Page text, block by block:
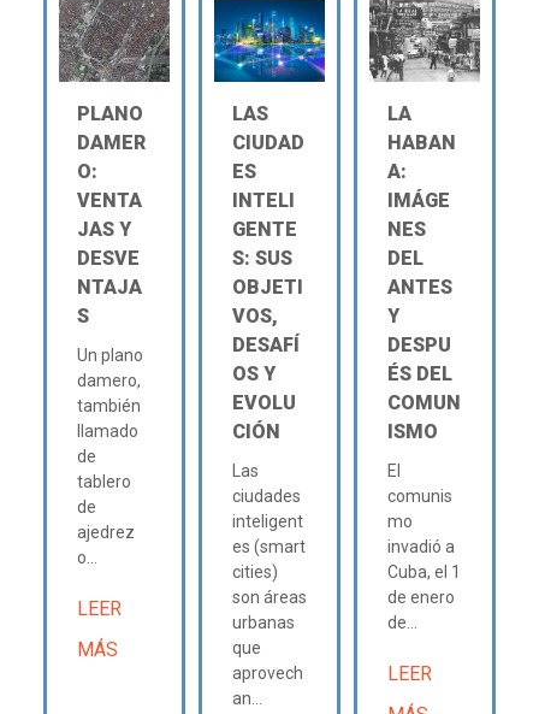
PLANO
DAMER
O:
VENTA
JAS Y
DESVE
NTAJA
S
Un plano
damero,
también
llamado
de
tablero
de
ajedrez
o...
LEER
MÁS
LAS
CIUDAD
ES
INTELI
GENTE
S: SUS
OBJETI
VOS,
DESAFÍ
OS Y
EVOLU
CIÓN
Las
ciudades
inteligent
es (smart
cities)
son áreas
urbanas
que
aprovech
an...
LA
HABAN
A:
IMÁGE
NES
DEL
ANTES
Y
DESPU
ÉS DEL
COMUN
ISMO
El
comunis
mo
invadió a
Cuba, el 1
de enero
de...
LEER